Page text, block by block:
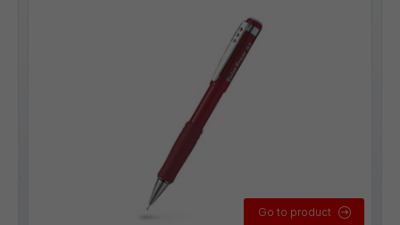
Go to product